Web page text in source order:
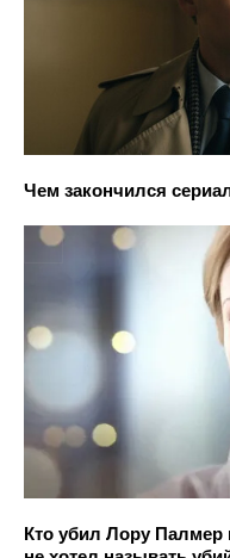
Чем закончился
Кто убил Лору